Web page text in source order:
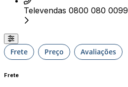
Televendas 0800 080 0099
Frete Preço Avaliações
Frete